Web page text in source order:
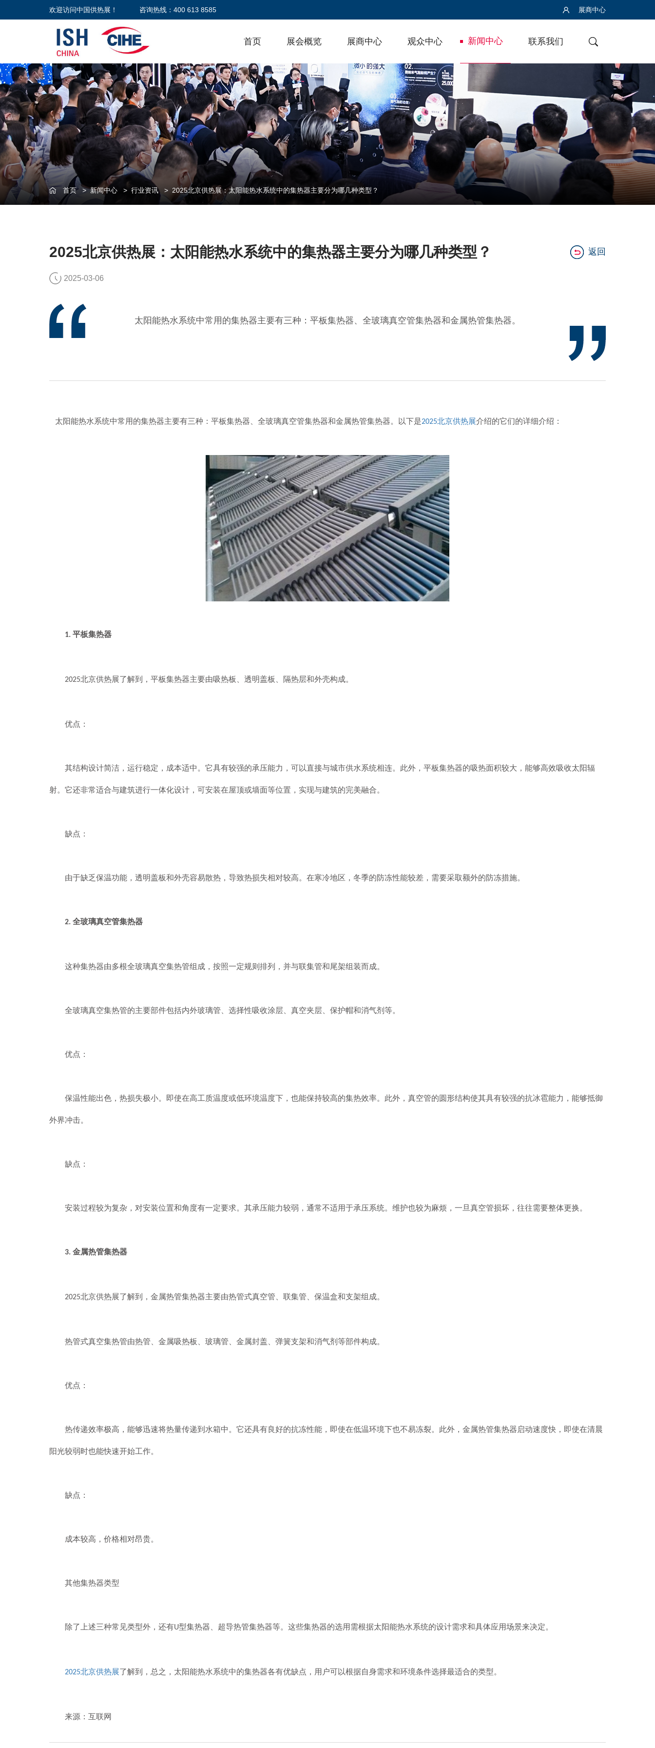
欢迎访问中国供热展！ 咨询热线：400 613 8585 展商中心
首页 展会概览 展商中心 观众中心 新闻中心 联系我们
首页>新闻中心> 行业资讯> 2025北京供热展：太阳能热水系统中的集热器主要分为哪几种类型？
2025北京供热展：太阳能热水系统中的集热器主要分为哪几种类型？ 返回
2025-03-06
太阳能热水系统中常用的集热器主要有三种：平板集热器、全玻璃真空管集热器和金属热管集热器。
太阳能热水系统中常用的集热器主要有三种：平板集热器、全玻璃真空管集热器和金属热管集热器。以下是2025北京供热展介绍的它们的详细介绍：
1. 平板集热器
2025北京供热展了解到，平板集热器主要由吸热板、透明盖板、隔热层和外壳构成。
优点：
其结构设计简洁，运行稳定，成本适中。它具有较强的承压能力，可以直接与城市供水系统相连。此外，平板集热器的吸热面积较大，能够高效吸收太阳辐
射。它还非常适合与建筑进行一体化设计，可安装在屋顶或墙面等位置，实现与建筑的完美融合。
缺点：
由于缺乏保温功能，透明盖板和外壳容易散热，导致热损失相对较高。在寒冷地区，冬季的防冻性能较差，需要采取额外的防冻措施。
2. 全玻璃真空管集热器
这种集热器由多根全玻璃真空集热管组成，按照一定规则排列，并与联集管和尾架组装而成。
全玻璃真空集热管的主要部件包括内外玻璃管、选择性吸收涂层、真空夹层、保护帽和消气剂等。
优点：
保温性能出色，热损失极小。即使在高工质温度或低环境温度下，也能保持较高的集热效率。此外，真空管的圆形结构使其具有较强的抗冰雹能力，能够抵御
外界冲击。
缺点：
安装过程较为复杂，对安装位置和角度有一定要求。其承压能力较弱，通常不适用于承压系统。维护也较为麻烦，一旦真空管损坏，往往需要整体更换。
3. 金属热管集热器
2025北京供热展了解到，金属热管集热器主要由热管式真空管、联集管、保温盒和支架组成。
热管式真空集热管由热管、金属吸热板、玻璃管、金属封盖、弹簧支架和消气剂等部件构成。
优点：
热传递效率极高，能够迅速将热量传递到水箱中。它还具有良好的抗冻性能，即使在低温环境下也不易冻裂。此外，金属热管集热器启动速度快，即使在清晨
阳光较弱时也能快速开始工作。
缺点：
成本较高，价格相对昂贵。
其他集热器类型
除了上述三种常见类型外，还有U型集热器、超导热管集热器等。这些集热器的选用需根据太阳能热水系统的设计需求和具体应用场景来决定。
2025北京供热展了解到，总之，太阳能热水系统中的集热器各有优缺点，用户可以根据自身需求和环境条件选择最适合的类型。
来源：互联网